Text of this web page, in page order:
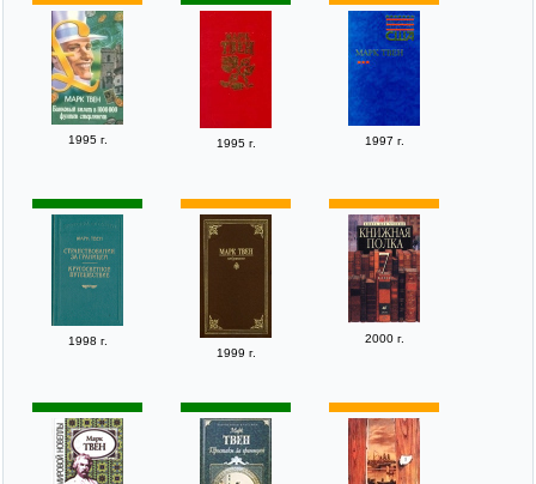
1995 г. 1995 г. 1997 г.
1998 г.
1999 г.
2000 г.